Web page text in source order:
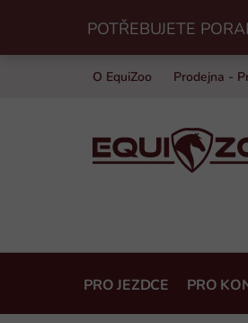
obsah
POTŘEBUJETE
O EquiZoo Prodejna -
PRO JEZDCE PRO